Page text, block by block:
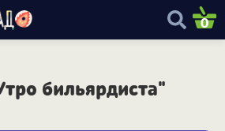
0
бильярдиста"